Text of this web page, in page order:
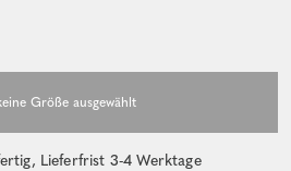
Lieferfrist 3-4 Werktage